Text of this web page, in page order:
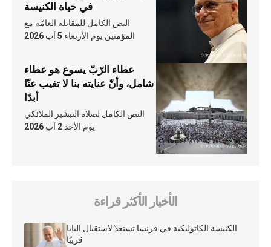
في حياة الكنيسة
النص الكامل للمقابلة العامّة مع
المؤمنين يوم الأربعاء 5 آب 2026
عطاء الرّبّ يسوع هو عطاء
شامل، وأنّ عنايته بنا لا تغيب عنّا
أبدًا
النص الكامل لصلاة التبشير الملائكي
يوم الأحد 2 آب 2026
الأخبار الأكثر قراءة
الكنيسة الكاثوليكية في فرنسا تستعدّ لاستقبال البابا
قريبًا